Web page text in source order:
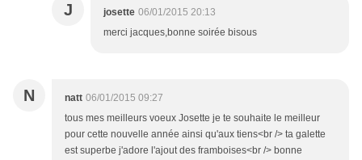
J josette 06/01/2015 20:13
merci jacques,bonne soirée bisous
N natt 06/01/2015 09:27
tous mes meilleurs voeux Josette je te souhaite le meilleur
pour cette nouvelle année ainsi qu'aux tiens<br /> ta galette
est superbe j'adore l'ajout des framboises<br /> bonne